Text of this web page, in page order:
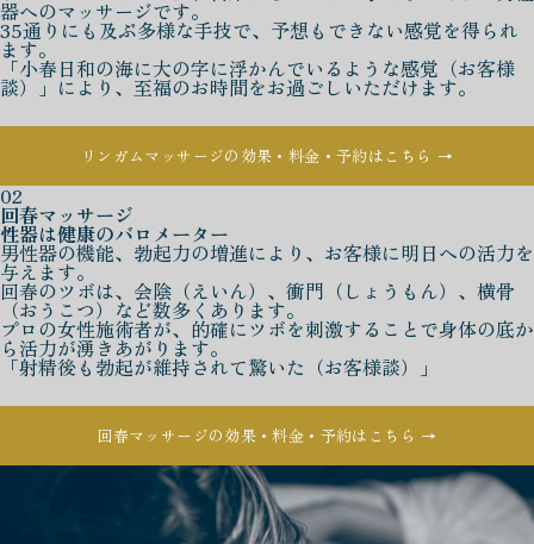
器へのマッサージです。
35通りにも及ぶ多様な手技で、予想もできない感覚を得られ
ます。
「小春日和の海に大の字に浮かんでいるような感覚（お客様
談）」により、至福のお時間をお過ごしいただけます。
リンガムマッサージの効果・料金・予約はこちら →
02
回春マッサージ
性器は健康のバロメーター
男性器の機能、勃起力の増進により、お客様に明日への活力を
与えます。
回春のツボは、会陰（えいん）、衝門（しょうもん）、横骨
（おうこつ）など数多くあります。
プロの女性施術者が、的確にツボを刺激することで身体の底か
ら活力が湧きあがります。
「射精後も勃起が維持されて驚いた（お客様談）」
回春マッサージの効果・料金・予約はこちら →